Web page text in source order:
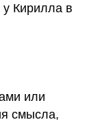
Кирилла в
или
смысла,